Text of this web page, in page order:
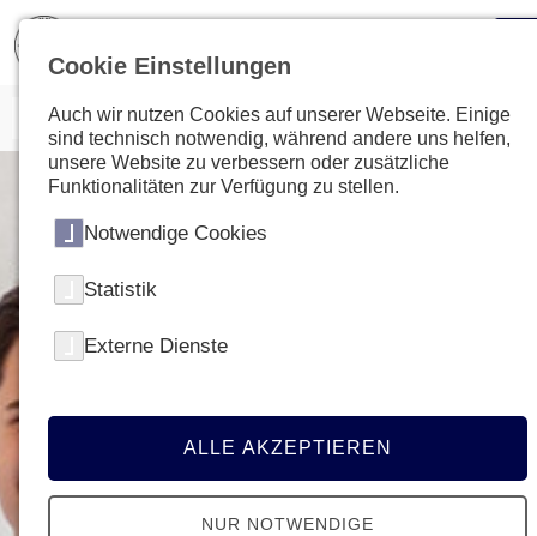
Cookie Einstellungen
Auch wir nutzen Cookies auf unserer Webseite. Einige
sind technisch notwendig, während andere uns helfen,
unsere Website zu verbessern oder zusätzliche
Funktionalitäten zur Verfügung zu stellen.
Notwendige Cookies
Statistik
Externe Dienste
ALLE AKZEPTIEREN
NUR NOTWENDIGE